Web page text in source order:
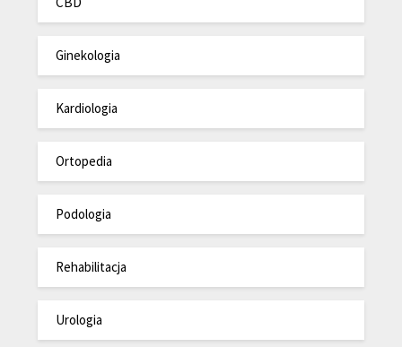
Ginekologia
Kardiologia
Ortopedia
Podologia
Rehabilitacja
Urologia